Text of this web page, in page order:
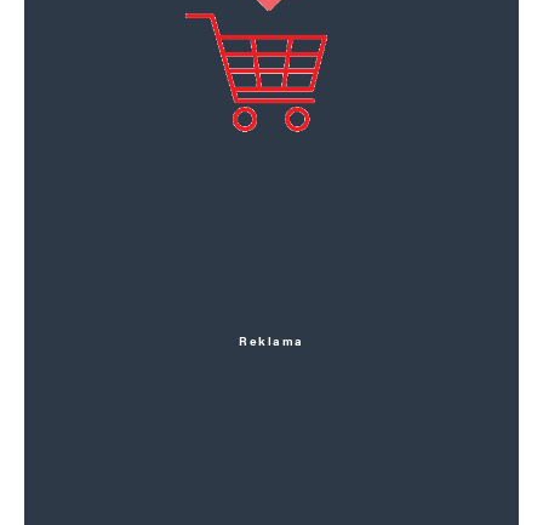
Reklama